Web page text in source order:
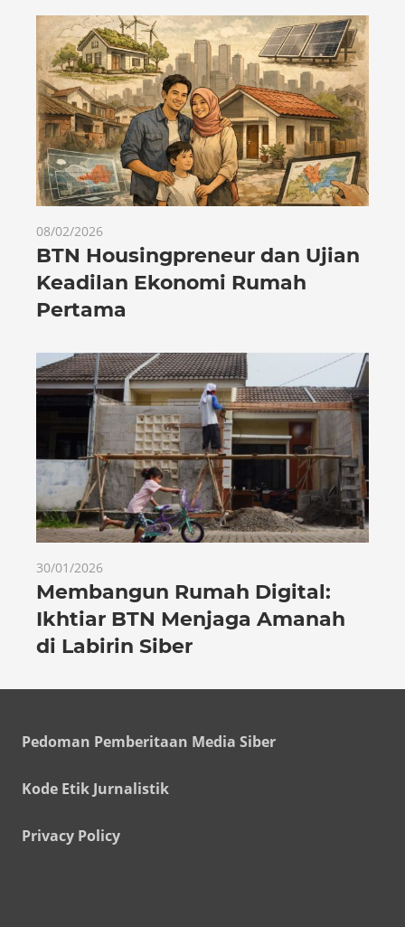
08/02/2026
BTN Housingpreneur dan Ujian
Keadilan Ekonomi Rumah
Pertama
30/01/2026
Membangun Rumah Digital:
Ikhtiar BTN Menjaga Amanah
di Labirin Siber
Pedoman Pemberitaan Media Siber
Kode Etik Jurnalistik
Privacy Policy